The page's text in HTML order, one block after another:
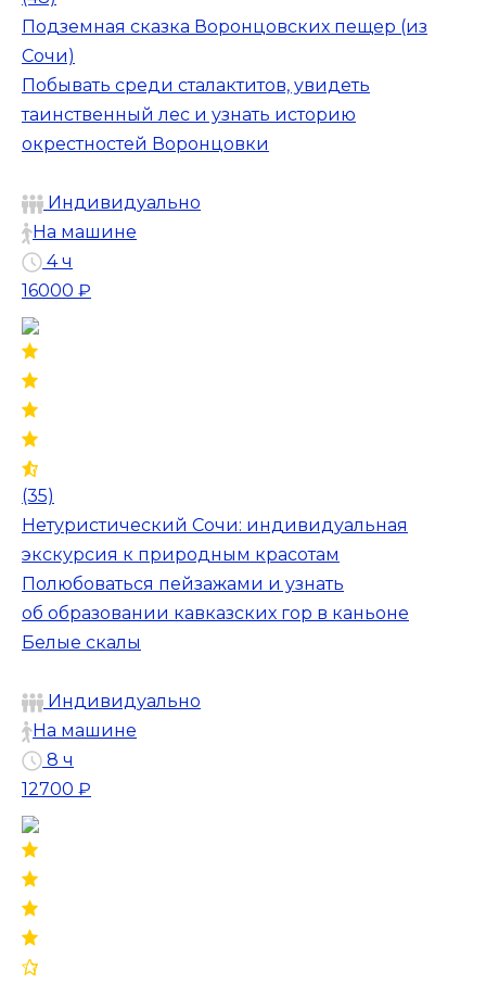
Подземная сказка Воронцовских пещер (из
Сочи)
Побывать среди сталактитов, увидеть
таинственный лес и узнать историю
окрестностей Воронцовки
Индивидуально
На машине
4 ч
16000 ₽
(35)
Нетуристический Сочи: индивидуальная
экскурсия к природным красотам
Полюбоваться пейзажами и узнать
об образовании кавказских гор в каньоне
Белые скалы
Индивидуально
На машине
8 ч
12700 ₽